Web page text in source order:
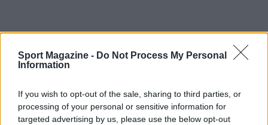
Sport Magazine - Do Not Process My Personal
Information
If you wish to opt-out of the sale, sharing to third parties, or
processing of your personal or sensitive information for
targeted advertising by us, please use the below opt-out